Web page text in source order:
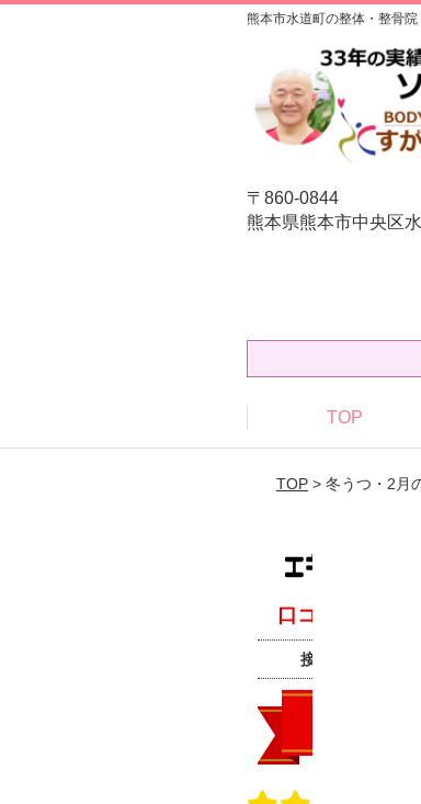
熊本市水道町の整体・整骨
〒860-0844
熊本県熊本市中央区
TOP
TOP> 冬うつ・2月